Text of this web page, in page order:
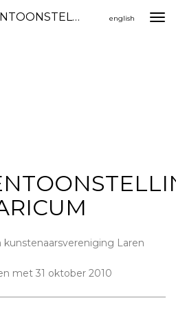
IreneArt - GROEPSTENTOONSTELLING LAREN BLARICUM english
kunstenaarsvereniging Laren
met 31 oktober 2010